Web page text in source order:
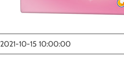
2021-10-15 10:00:00